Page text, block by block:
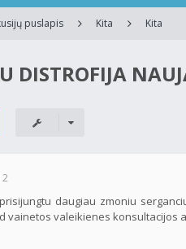
puslapis Kita Kita
DISTROFIJA
daugiau zmoniu
vainetos valeikienes konsultacijos